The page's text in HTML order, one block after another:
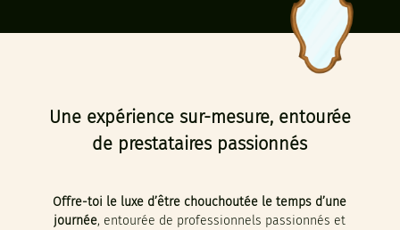
Une expérience sur-mesure, entourée
de prestataires passionnés
Offre-toi le luxe d’être chouchoutée le temps d’une
journée, entourée de professionnels passionnés et